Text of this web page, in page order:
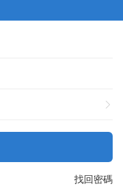
找回密碼